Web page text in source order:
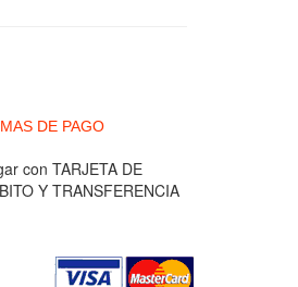
DE PAGO
con TARJETA DE
Y TRANSFERENCIA